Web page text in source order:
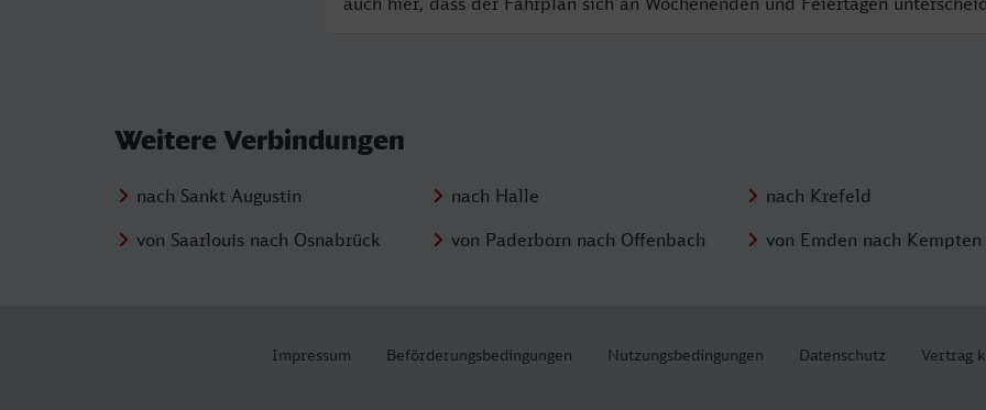
Weitere Verbindungen
nach Sankt Augustin nach Halle nach Krefeld
von Saarlouis nach Osnabrück
von Paderborn nach Offenbach von Emden nach Kempten
Impressum Beförderungsbedingungen Nutzungsbedingungen Datenschutz Vertrag